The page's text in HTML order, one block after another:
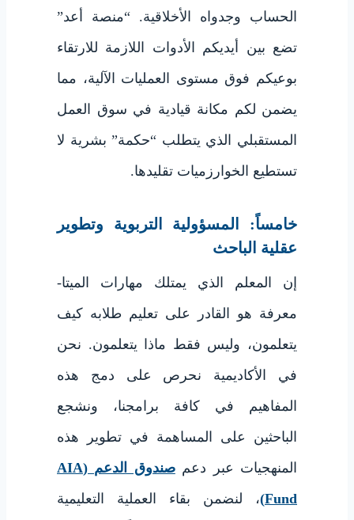
الحساب وجدواه الأخلاقية. “منصة أعد”
تضع بين أيديكم الأدوات اللازمة للارتقاء
بوعيكم فوق مستوى العمليات الآلية، مما
يضمن لكم مكانة قيادية في سوق العمل
المستقبلي الذي يتطلب “حكمة” بشرية لا
تستطيع الخوارزميات تقليدها.
خامساً: المسؤولية التربوية وتطوير
عقلية الباحث
إن المعلم الذي يمتلك مهارات الميتا-
معرفة هو القادر على تعليم طلابه كيف
يتعلمون، وليس فقط ماذا يتعلمون. نحن
في الأكاديمية نحرص على دمج هذه
المفاهيم في كافة برامجنا، ونشجع
الباحثين على المساهمة في تطوير هذه
المنهجيات عبر دعم
صندوق الدعم (AIA
Fund) ، لنضمن بقاء العملية التعليمية